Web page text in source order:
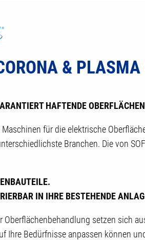
&
HAFTENDE
Maschinen für die elektrische
Branchen. Die von
IN IHRE BESTEHENDE
Oberflächenbehandlung setzen sich
Ihre Bedürfnisse anpassen können